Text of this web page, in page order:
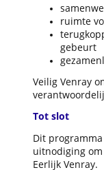
ruimte
gebeurt
Veilig Venray
Tot slot
Dit
uitnodiging
Eerlijk Venray.